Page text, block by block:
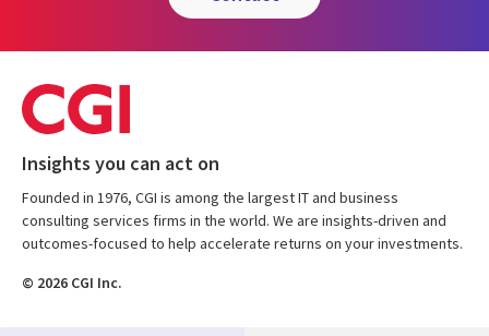
Insights you can act on
Founded in 1976, CGI is among the largest IT and business
consulting services firms in the world. We are insights-driven and
outcomes-focused to help accelerate returns on your investments.
© 2026 CGI Inc.